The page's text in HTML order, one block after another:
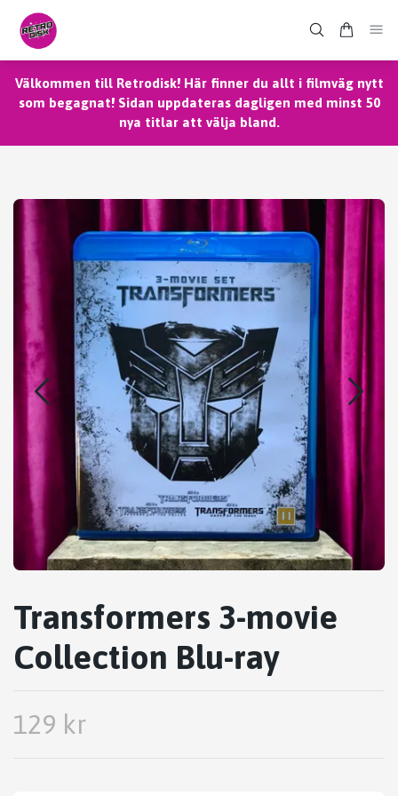
Välkommen till Retrodisk! Här finner du allt i filmväg nytt
som begagnat! Sidan uppdateras dagligen med minst 50
nya titlar att välja bland.
Transformers 3-movie
Collection Blu-ray
129 kr